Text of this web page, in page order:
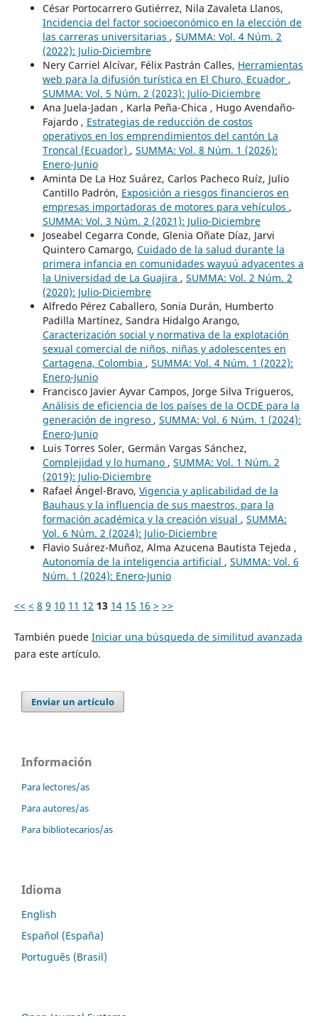
César Portocarrero Gutiérrez, Nila Zavaleta Llanos,
Incidencia del factor socioeconómico en la elección de
las carreras universitarias , SUMMA: Vol. 4 Núm. 2
(2022): Julio-Diciembre
Nery Carriel Alcívar, Félix Pastrán Calles, Herramientas
web para la difusión turística en El Churo, Ecuador ,
SUMMA: Vol. 5 Núm. 2 (2023): Julio-Diciembre
Ana Juela-Jadan , Karla Peña-Chica , Hugo Avendaño-
Fajardo , Estrategias de reducción de costos
operativos en los emprendimientos del cantón La
Troncal (Ecuador) , SUMMA: Vol. 8 Núm. 1 (2026):
Enero-Junio
Aminta De La Hoz Suárez, Carlos Pacheco Ruíz, Julio
Cantillo Padrón, Exposición a riesgos financieros en
empresas importadoras de motores para vehículos ,
SUMMA: Vol. 3 Núm. 2 (2021): Julio-Diciembre
Joseabel Cegarra Conde, Glenia Oñate Díaz, Jarvi
Quintero Camargo, Cuidado de la salud durante la
primera infancia en comunidades wayuú adyacentes a
la Universidad de La Guajira , SUMMA: Vol. 2 Núm. 2
(2020): Julio-Diciembre
Alfredo Pérez Caballero, Sonia Durán, Humberto
Padilla Martínez, Sandra Hidalgo Arango,
Caracterización social y normativa de la explotación
sexual comercial de niños, niñas y adolescentes en
Cartagena, Colombia , SUMMA: Vol. 4 Núm. 1 (2022):
Enero-Junio
Francisco Javier Ayvar Campos, Jorge Silva Trigueros,
Análisis de eficiencia de los países de la OCDE para la
generación de ingreso , SUMMA: Vol. 6 Núm. 1 (2024):
Enero-Junio
Luis Torres Soler, Germán Vargas Sánchez,
Complejidad y lo humano , SUMMA: Vol. 1 Núm. 2
(2019): Julio-Diciembre
Rafael Ángel-Bravo, Vigencia y aplicabilidad de la
Bauhaus y la influencia de sus maestros, para la
formación académica y la creación visual , SUMMA:
Vol. 6 Núm. 2 (2024): Julio-Diciembre
Flavio Suárez-Muñoz, Alma Azucena Bautista Tejeda ,
Autonomía de la inteligencia artificial , SUMMA: Vol. 6
Núm. 1 (2024): Enero-Junio
<< < 8 9 10 11 12 13 14 15 16 > >>
También puede Iniciar una búsqueda de similitud avanzada
para este artículo.
Enviar un artículo
Información
Para lectores/as
Para autores/as
Para bibliotecarios/as
Idioma
English
Español (España)
Português (Brasil)